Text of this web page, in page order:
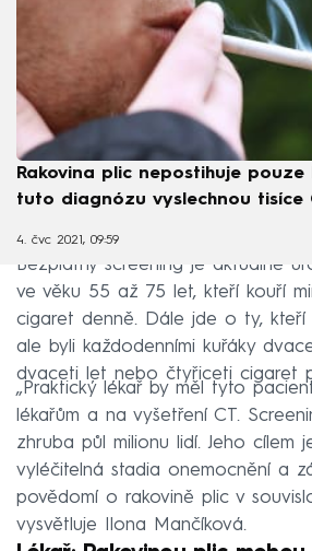
Rakovina plic nepostihuje pouze
tuto diagnózu vyslechnou tisíce
4. čvc 2021, 09:59
Bezplatný screening je aktuálně
ve věku 55 až 75 let, kteří kouří
cigaret denně. Dále jde o ty, kteří
ale byli každodenními kuřáky
dvaceti let nebo čtyřiceti cigaret
„Praktický lékař by měl tyto
lékařům a na vyšetření CT.
zhruba půl milionu lidí. Jeho cílem
vyléčitelná stadia onemocnění a
povědomí o rakovině plic v
vysvětluje Ilona Mančíková.